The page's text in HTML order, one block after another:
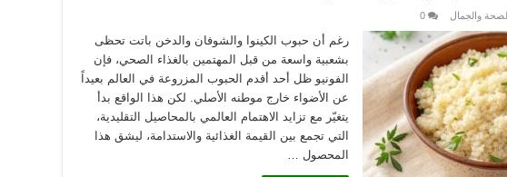
والجمال 0
رغم أن حبوب الكينوا والشوفان والدخن باتت تحظى
بشعبية واسعة من قبل المهتمين بالغذاء الصحي، فإن
الفونيو ظل أحد أقدم الحبوب المزروعة في العالم بعيداً
عن الأضواء خارج موطنه الأصلي. لكن هذا الواقع بدأ
يتغيّر مع تزايد الاهتمام العالمي بالمحاصيل التقليدية،
التي تجمع بين القيمة الغذائية والاستدامة، ليشق هذا
المحصول …